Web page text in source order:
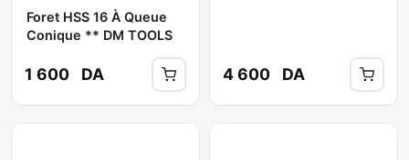
Foret HSS 16 À Queue
Conique ** DM TOOLS
1 600 DA 4 600 DA